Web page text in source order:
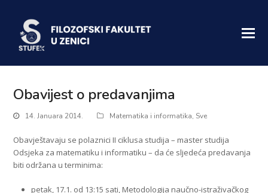
Obavijest o predavanjima
14. Januara 2014. Matematika i informatika, Sve
Obavještavaju se polaznici II ciklusa studija – master studija
Odsjeka za matematiku i informatiku – da će sljedeća predavanja
biti održana u terminima:
petak, 17.1. od 13:15 sati, Metodologija naučno-istraživačkog